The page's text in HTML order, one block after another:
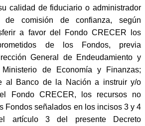
calidad de fiduciario o administrador
de comisión de confianza, según
a favor del Fondo CRECER los
de los Fondos, previa
General de Endeudamiento y
de Economía y Finanzas;
al Banco de la Nación a instruir y/o
Fondo CRECER, los recursos no
Fondos señalados en los incisos 3 y 4
artículo 3 del presente Decreto